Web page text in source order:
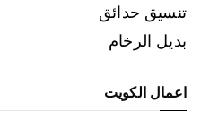
تنسيق حدائق
بديل الرخام
اعمال الكويت